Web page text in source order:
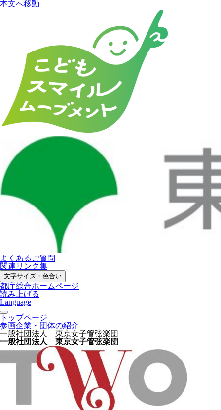
本文へ移動
よくあるご質問
関連リンク集
文字サイズ・色合い
都庁総合ホームページ
読み上げる
Language
トップページ
参画企業・団体の紹介
一般社団法人 東京女子管弦楽団
一般社団法人 東京女子管弦楽団